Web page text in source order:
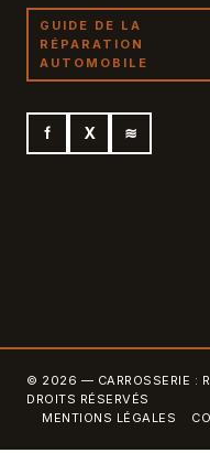
GUIDE DE LA
RÉPARATION
AUTOMOBILE
f X ≋
© 2026 — CARROSSERIE :
DROITS RÉSERVÉS
MENTIONS LÉGALES